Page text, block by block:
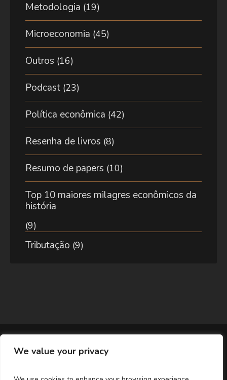
We value your privacy
Metodologia (19)
Microeconomia (45)
Outros (16)
Podcast (23)
Política econômica (42)
Resenha de livros (8)
Resumo de papers (10)
Top 10 maiores milagres econômicos da
história
(9)
Tributação (9)